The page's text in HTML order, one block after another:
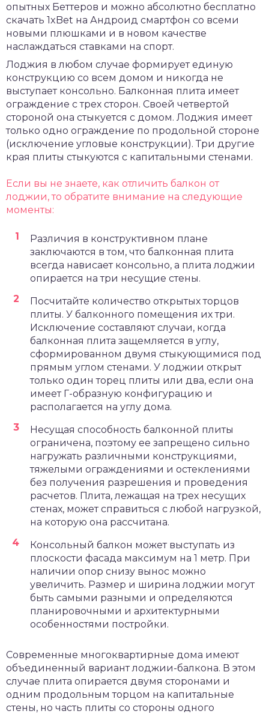
опытных Беттеров и можно абсолютно бесплатно
скачать 1xBet на Андроид смартфон со всеми
новыми плюшками и в новом качестве
наслаждаться ставками на спорт.
Лоджия в любом случае формирует единую
конструкцию со всем домом и никогда не
выступает консольно. Балконная плита имеет
ограждение с трех сторон. Своей четвертой
стороной она стыкуется с домом. Лоджия имеет
только одно ограждение по продольной стороне
(исключение угловые конструкции). Три другие
края плиты стыкуются с капитальными стенами.
Если вы не знаете, как отличить балкон от
лоджии, то обратите внимание на следующие
моменты:
Различия в конструктивном плане
заключаются в том, что балконная плита
всегда нависает консольно, а плита лоджии
опирается на три несущие стены.
Посчитайте количество открытых торцов
плиты. У балконного помещения их три.
Исключение составляют случаи, когда
балконная плита защемляется в углу,
сформированном двумя стыкующимися под
прямым углом стенами. У лоджии открыт
только один торец плиты или два, если она
имеет Г-образную конфигурацию и
располагается на углу дома.
Несущая способность балконной плиты
ограничена, поэтому ее запрещено сильно
нагружать различными конструкциями,
тяжелыми ограждениями и остеклениями
без получения разрешения и проведения
расчетов. Плита, лежащая на трех несущих
стенах, может справиться с любой нагрузкой,
на которую она рассчитана.
Консольный балкон может выступать из
плоскости фасада максимум на 1 метр. При
наличии опор снизу вынос можно
увеличить. Размер и ширина лоджии могут
быть самыми разными и определяются
планировочными и архитектурными
особенностями постройки.
Современные многоквартирные дома имеют
объединенный вариант лоджии-балкона. В этом
случае плита опирается двумя сторонами и
одним продольным торцом на капитальные
стены, но часть плиты со стороны одного